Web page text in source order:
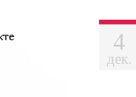
4
дек.